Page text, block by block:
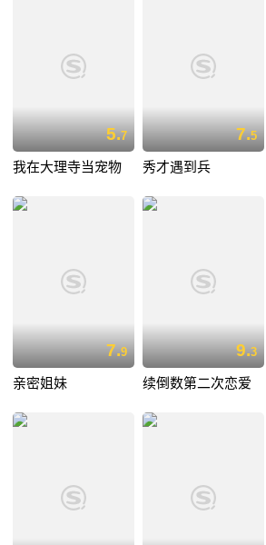
5.7
我在大理寺当宠物
7.5
秀才遇到兵
7.9
亲密姐妹
9.3
续倒数第二次恋爱